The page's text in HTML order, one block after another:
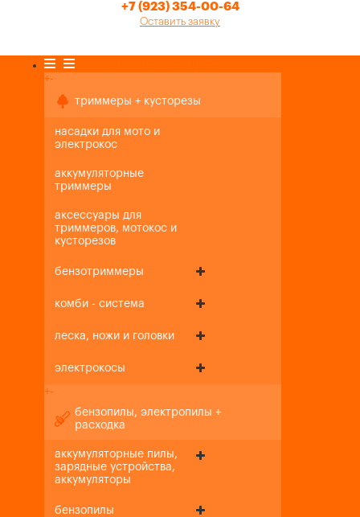
+7 (923) 354-00-64
Оставить заявку
+-
триммеры + кусторезы
насадки для мото и
электрокос
аккумуляторные
триммеры
аксессуары для
триммеров, мотокос и
кусторезов
бензотриммеры
комби - система
леска, ножи и головки
электрокосы
+-
бензопилы, электропилы +
расходка
аккумуляторные пилы,
зарядные устройства,
аккумуляторы
бензопилы